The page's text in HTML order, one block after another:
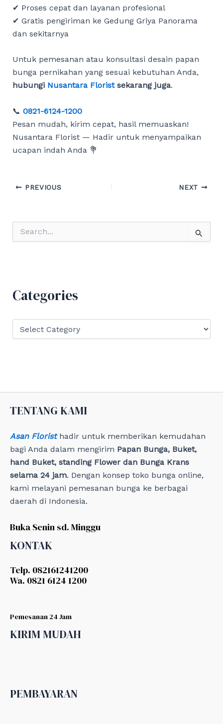
✔ Proses cepat dan layanan profesional
✔ Gratis pengiriman ke Gedung Griya Panorama
dan sekitarnya
Untuk pemesanan atau konsultasi desain papan
bunga pernikahan yang sesuai kebutuhan Anda,
hubungi Nusantara Floristsekarang juga.
📞 0821-6124-1200
Pesan mudah, kirim cepat, hasil memuaskan!
Nusantara Florist — Hadir untuk menyampaikan
ucapan indah Anda 💐
Post
PREVIOUS NEXT
o
Categories
i
s
TENTANG KAMI
Asan Floristhadir untuk memberikan kemudahan
bagi Anda dalam mengirim Papan Bunga, Buket,
hand Buket, standing Flower dan Bunga Krans
selama 24 jam. Dengan konsep toko bunga online,
kami melayani pemesanan bunga ke berbagai
daerah di Indonesia.
Buka Senin sd. Minggu
KONTAK
Telp. 082161241200
Wa. 0821 6124 1200
Pemesanan 24 Jam
KIRIM MUDAH
PEMBAYARAN